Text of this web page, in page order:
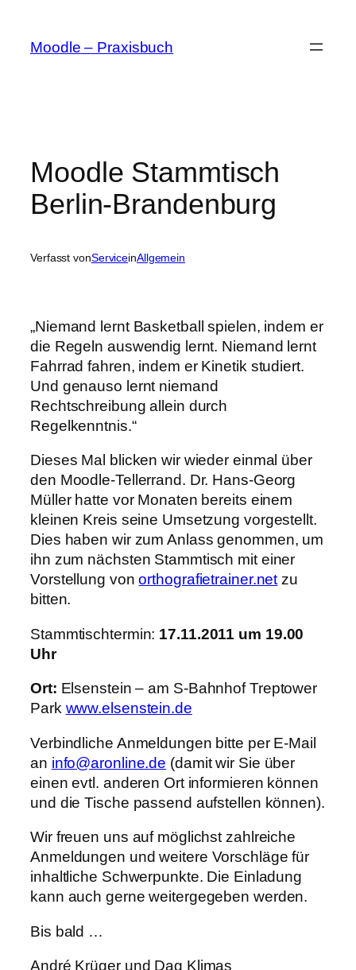
springen
Moodle – Praxisbuch
Moodle Stammtisch
Berlin-Brandenburg
Verfasst vonServiceinAllgemein
„Niemand lernt Basketball spielen, indem er
die Regeln auswendig lernt. Niemand lernt
Fahrrad fahren, indem er Kinetik studiert.
Und genauso lernt niemand
Rechtschreibung allein durch
Regelkenntnis.“
Dieses Mal blicken wir wieder einmal über
den Moodle-Tellerrand. Dr. Hans-Georg
Müller hatte vor Monaten bereits einem
kleinen Kreis seine Umsetzung vorgestellt.
Dies haben wir zum Anlass genommen, um
ihn zum nächsten Stammtisch mit einer
Vorstellung vonorthografietrainer.netzu
bitten.
Stammtischtermin: 17.11.2011 um 19.00
Uhr
Ort: Elsenstein – am S-Bahnhof Treptower
Park www.elsenstein.de
Verbindliche Anmeldungen bitte per E-Mail
an info@aronline.de (damit wir Sie über
einen evtl. anderen Ort informieren können
und die Tische passend aufstellen können).
Wir freuen uns auf möglichst zahlreiche
Anmeldungen und weitere Vorschläge für
inhaltliche Schwerpunkte. Die Einladung
kann auch gerne weitergegeben werden.
Bis bald …
André Krüger und Dag Klimas